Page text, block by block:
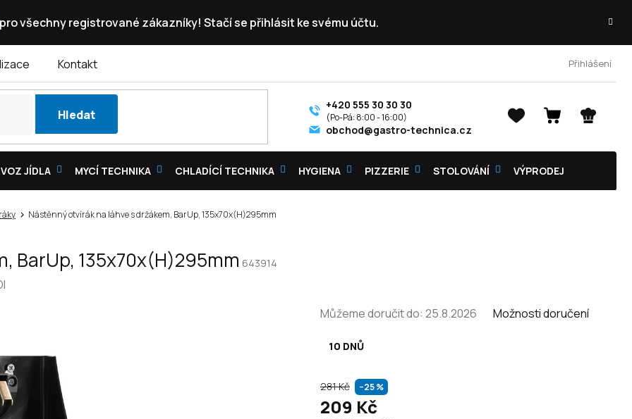
pro všechny registrované zákazníky! Stačí se přihlásit ke svému účtu.
Kontakt Přihlášení
Hledat
NÁKUPNÍ
+420 555 30 30 30
obchod@gastro-technica.cz
JÍDLA MYCÍ TECHNIKA CHLADÍCÍ TECHNIKA HYGIENA PIZZERIE STOLOVÁNÍ VÝPRODEJ
Nástěnný otvírák na láhve s držákem, BarUp, 135x70x(H)295mm
BarUp, 135x70x(H)295mm 643914
281 Kč –25 %
209 Kč
10 DNŮ
Můžeme doručit do: 25.8.2026 Možnosti doručení